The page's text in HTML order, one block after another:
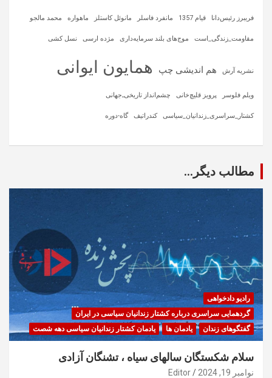
فریبرز رئیس‌دانا قیام 1357 مانفرد فاسلر مانوئل کاستلز ماهواره‌ محمد مالجو
مقاومت_زندگی_است موج‌های بلند سرمایه‌داری مژده ارسی نسل کشی
نشریه آرش هم اندیشی چپ همایون ایوانی
ویلم فلوسر پرویز قلیچ‌خانی چشم‌انداز تاریخی‌ـ‌جهانی
کشتار_سراسری_زندانیان_سیاسی کندراتیف گاه-دوره
مطالب دیگر...
رادیو دادخواهی
گردهمایی سراسری درباره کشتار زندانیان سیاسی در ایران
گفتگوهای زندان
یادمان ها یادمان کشتار زندانیان سیاسی دهه شصت
سلام شکستگان سالهای سیاه ، تشنگان آزادی
نوامبر 19, 2024 Editor